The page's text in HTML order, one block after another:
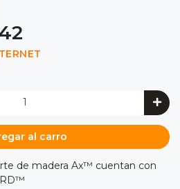
al carro
de madera Ax™ cuentan con